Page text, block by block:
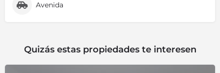
Avenida
Quizás estas propiedades te interesen